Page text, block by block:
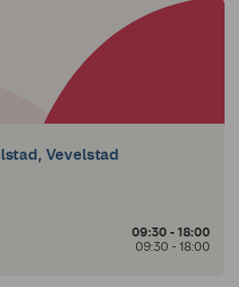
Vevelstad
09:30 - 18:00
09:30 - 18:00